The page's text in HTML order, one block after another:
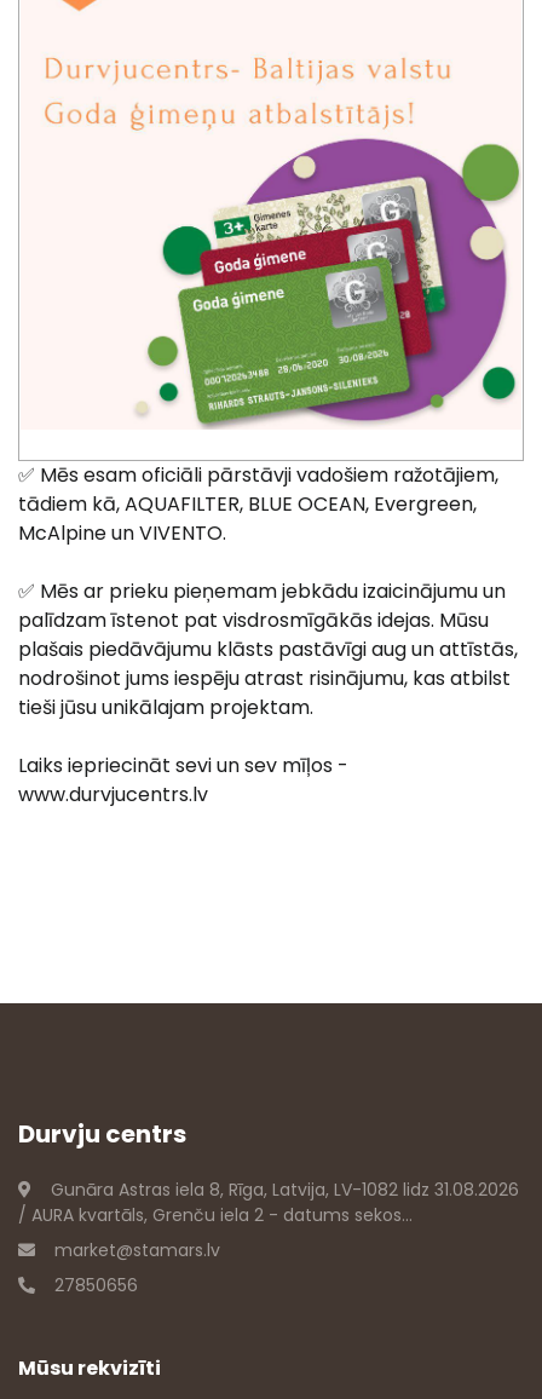
✅ Mēs esam oficiāli pārstāvji vadošiem ražotājiem,
tādiem kā, AQUAFILTER, BLUE OCEAN, Evergreen,
McAlpine un VIVENTO.
✅ Mēs ar prieku pieņemam jebkādu izaicinājumu un
palīdzam īstenot pat visdrosmīgākās idejas. Mūsu
plašais piedāvājumu klāsts pastāvīgi aug un attīstās,
nodrošinot jums iespēju atrast risinājumu, kas atbilst
tieši jūsu unikālajam projektam.
Laiks iepriecināt sevi un sev mīļos -
www.durvjucentrs.lv
Durvju centrs
Gunāra Astras iela 8, Rīga, Latvija, LV-1082 lidz 31.08.2026
/ AURA kvartāls, Grenču iela 2 - datums sekos...
market@stamars.lv
27850656
Mūsu rekvizīti